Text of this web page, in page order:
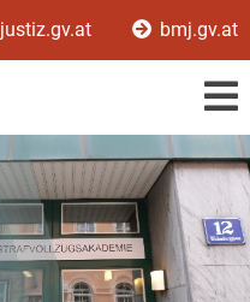
justiz.gv.at bmj.gv.at